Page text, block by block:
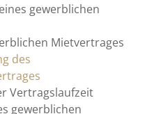
gewerblichen
Mietvertrages
des
Vertragslaufzeit
gewerblichen